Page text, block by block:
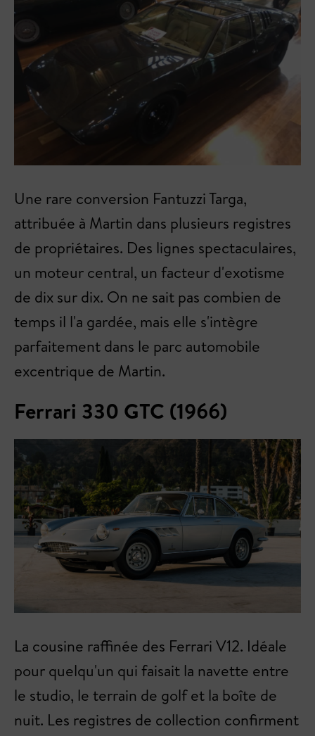
Une rare conversion Fantuzzi Targa,
attribuée à Martin dans plusieurs registres
de propriétaires. Des lignes spectaculaires,
un moteur central, un facteur d'exotisme
de dix sur dix. On ne sait pas combien de
temps il l'a gardée, mais elle s'intègre
parfaitement dans le parc automobile
excentrique de Martin.
Ferrari 330 GTC (1966)
La cousine raffinée des Ferrari V12. Idéale
pour quelqu'un qui faisait la navette entre
le studio, le terrain de golf et la boîte de
nuit. Les registres de collection confirment